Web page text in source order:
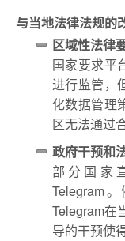
与当地法律法规的
区域性法律
国家要求平
进行监管，
化数据管理
区无法通过
政府干预和
部分国家
Telegram
Telegram在
导的干预使